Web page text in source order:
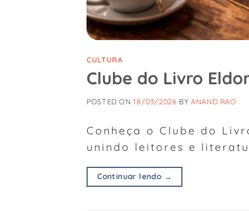
CULTURA
Clube do Livro
POSTED ON18/03/2026 BYANAND RAO
Conheça o Clube do
unindo leitores e
Continuar lendo →